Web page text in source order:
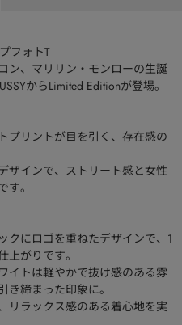
フォトT
ン、マリリン・モンローの生誕
からLimited Editionが登場。
プリントが目を引く、存在感の
ザインで、ストリート感と女性
。
クにロゴを重ねたデザインで、1
がりです。
イトは軽やかで抜け感のある雰
締まった印象に。
リラックス感のある着心地を実